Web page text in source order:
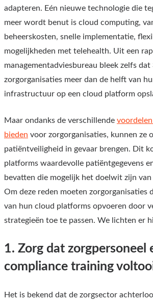
adapteren. Eén nieuwe technologie die
meer wordt benut is cloud computing,
beheerskosten, snelle implementatie,
mogelijkheden met telehealth. Uit een
managementadviesbureau bleek zelfs dat
zorgorganisaties meer dan de helft van
infrastructuur op een cloud platform
Maar ondanks de verschillende
bieden voor zorgorganisaties, kunnen ze
patiëntveiligheid in gevaar brengen. Dit
platforms waardevolle patiëntgegevens
bevatten die mogelijk het doelwit zijn
Om deze reden moeten zorgorganisaties
van hun cloud platforms opvoeren door
strategieën toe te passen. We lichten er
1. Zorg dat zorgpersoneel
compliance training
Het is bekend dat de zorgsector